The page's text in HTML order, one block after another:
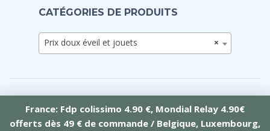
France: Fdp colissimo 4.90 €, Mondial Relay 4.90€
offerts dès 49 € de commande / Belgique, Luxembourg,
CATÉGORIES DE PRODUITS
×
Prix doux éveil et jouets